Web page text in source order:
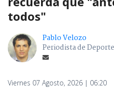
todos"
Pablo Velozo
Periodista de
Viernes 07 Agosto, 2026 | 06:20